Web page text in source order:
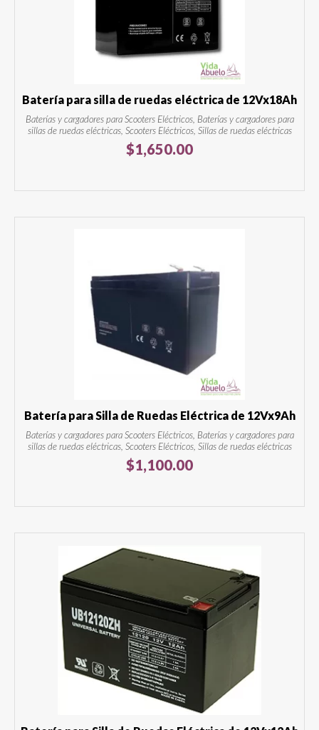
Batería para silla de ruedas eléctrica de 12Vx18Ah
Baterías y cargadores para Scooters Eléctricos, Baterías y cargadores para
sillas de ruedas eléctricas, Scooters Eléctricos, Sillas de ruedas eléctricas
$1,650.00
Batería para Silla de Ruedas Eléctrica de 12Vx9Ah
Baterías y cargadores para Scooters Eléctricos, Baterías y cargadores para
sillas de ruedas eléctricas, Scooters Eléctricos, Sillas de ruedas eléctricas
$1,100.00